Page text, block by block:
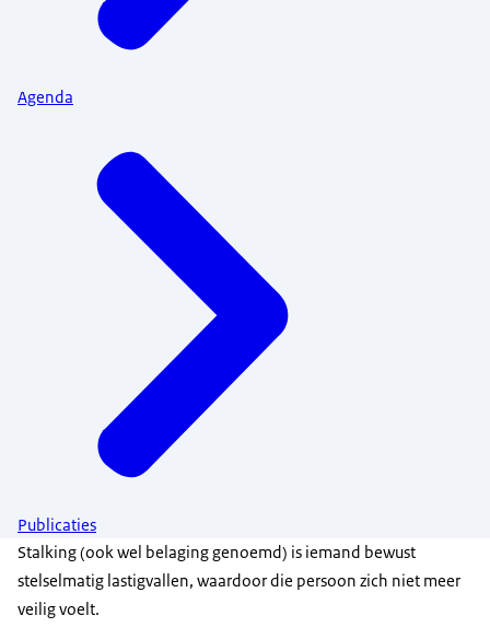
Agenda
Publicaties
Stalking (ook wel belaging genoemd) is iemand bewust
stelselmatig lastigvallen, waardoor die persoon zich niet meer
veilig voelt.